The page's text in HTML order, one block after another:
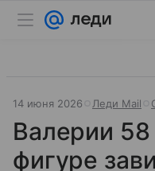
14 июня 2026 Леди Mail
Валерии 58
фигуре